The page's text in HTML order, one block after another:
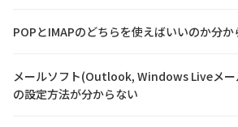
POPとIMAPのどちらを使えばいいのか分か
メールソフト(Outlook, Windows Liveメ
の設定方法が分からない